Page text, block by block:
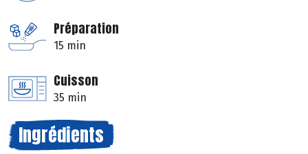
Préparation
15 min
Cuisson
35 min
Ingrédients